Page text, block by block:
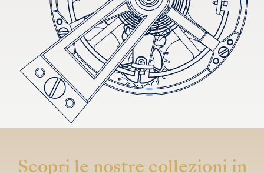
Scopri le nostre collezioni in